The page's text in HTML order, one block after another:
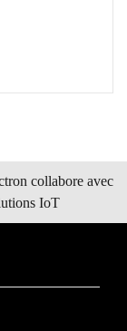
collabore avec
IoT